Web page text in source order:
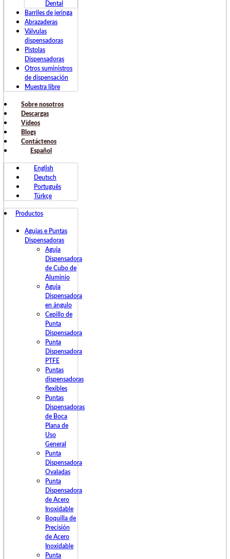
Dental
Barriles de jeringa
Abrazaderas
Válvulas
dispensadoras
Pistolas
Dispensadoras
Otros suministros
de dispensación
Muestra libre
Sobre nosotros
Descargas
Vídeos
Blogs
Contáctenos
Español
English
Deutsch
Português
Türkçe
Productos
Agujas e Puntas
Dispensadoras
Aguja
Dispensadora
de Cubo de
Aluminio
Aguja
Dispensadora
en ángulo
Cepillo de
Punta
Dispensadora
Punta
Dispensadora
PTFE
Puntas
dispensadoras
flexibles
Puntas
Dispensadoras
de Boca
Plana de
Uso
General
Punta
Dispensadora
Ovaladas
Punta
Dispensadora
de Acero
Inoxidable
Boquilla de
Precisión
de Acero
Inoxidable
Punta